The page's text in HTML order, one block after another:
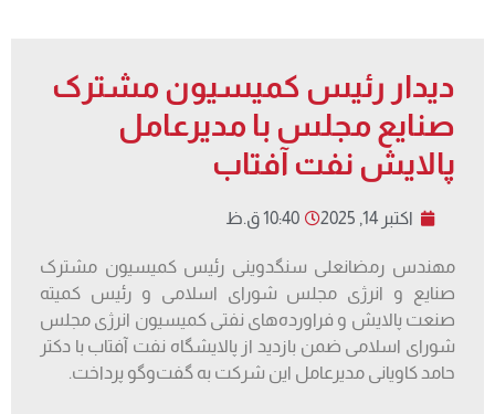
دیدار رئیس کمیسیون مشترک
صنایع مجلس با مدیرعامل
پالایش نفت آفتاب
اکتبر 14, 2025 10:40 ق.ظ
مهندس رمضانعلی سنگدوینی رئیس کمیسیون مشترک
صنایع و انرژی مجلس شورای اسلامی و رئیس کمیته
صنعت پالایش و فراورده‌های نفتی کمیسیون انرژی مجلس
شورای اسلامی ضمن بازدید از پالایشگاه نفت آفتاب با دکتر
حامد کاویانی مدیرعامل این شرکت به گفت‌وگو پرداخت.